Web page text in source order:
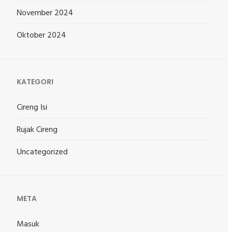
November 2024
Oktober 2024
KATEGORI
Cireng Isi
Rujak Cireng
Uncategorized
META
Masuk